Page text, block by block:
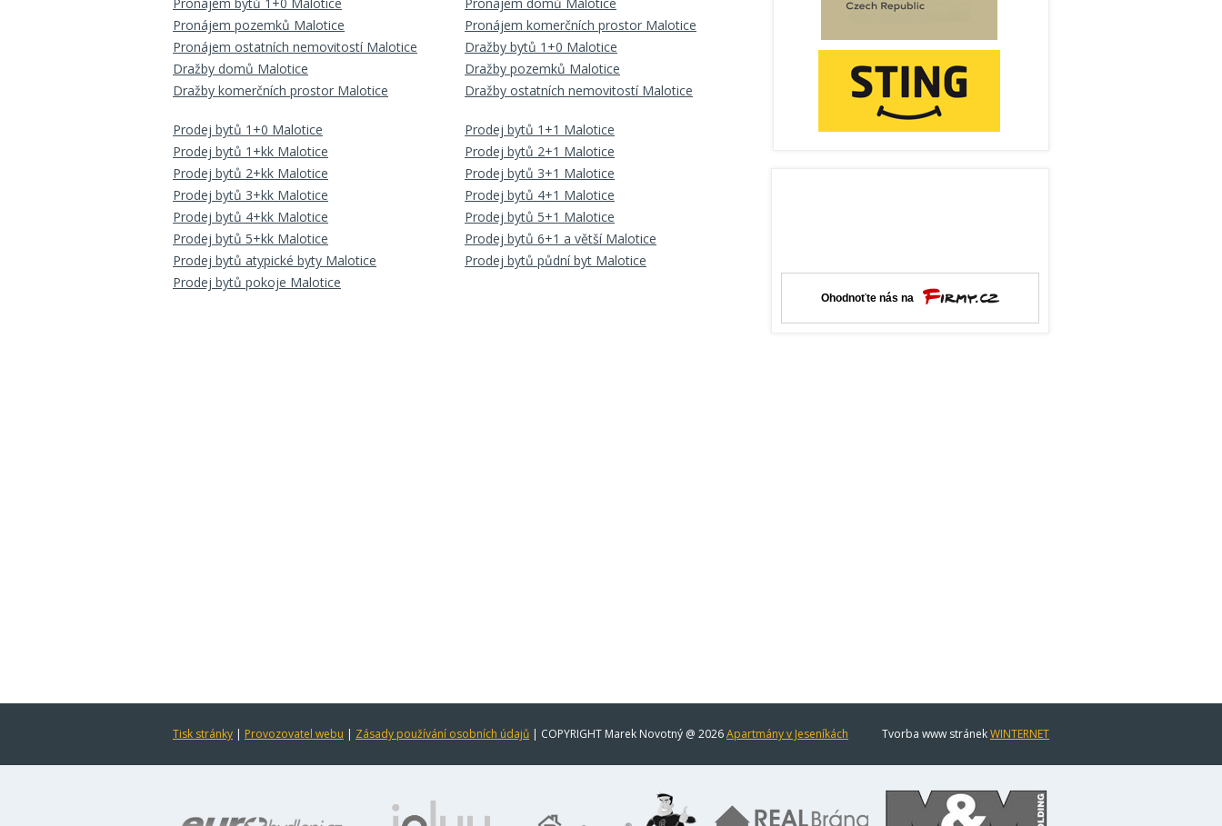
Pronájem pozemků Malotice
Pronájem komerčních prostor Malotice
Pronájem ostatních nemovitostí Malotice
Dražby bytů 1+0 Malotice
Dražby domů Malotice
Dražby pozemků Malotice
Dražby komerčních prostor Malotice
Dražby ostatních nemovitostí Malotice
Prodej bytů 1+0 Malotice
Prodej bytů 1+1 Malotice
Prodej bytů 1+kk Malotice
Prodej bytů 2+1 Malotice
Prodej bytů 2+kk Malotice
Prodej bytů 3+1 Malotice
Prodej bytů 3+kk Malotice
Prodej bytů 4+1 Malotice
Prodej bytů 4+kk Malotice
Prodej bytů 5+1 Malotice
Prodej bytů 5+kk Malotice
Prodej bytů 6+1 a větší Malotice
Prodej bytů atypické byty Malotice
Prodej bytů půdní byt Malotice
Prodej bytů pokoje Malotice
Tisk stránky | Provozovatel webu | Zásady používání osobních údajů | COPYRIGHT Marek Novotný @ 2026Apartmány v Jeseníkách Tvorba www stránekWINTERNET